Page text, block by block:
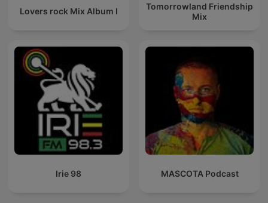
Lovers rock Mix Album I
Tomorrowland Friendship
Mix
Irie 98 MASCOTA Podcast